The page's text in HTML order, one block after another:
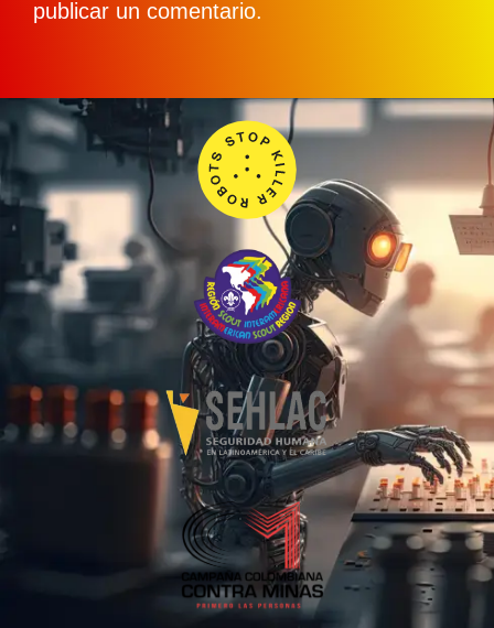
publicar un comentario.